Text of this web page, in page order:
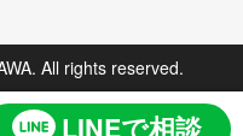
All rights reserved.